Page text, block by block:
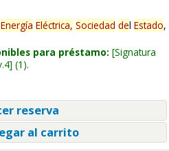
Energía Eléctrica, Sociedad del Estado,
para préstamo: Signatura
(1).
reserva
al carrito